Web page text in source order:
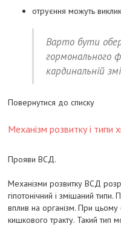
отруєння можуть
Варто бути
гормонального
кардинальній
Повернутися до списку
Механізм розвитку і типи
Прояви ВСД.
Механізми розвитку ВСД
гіпотонічний і змішаний
вплив на організм. При цьому
кишкового тракту. Такий тип